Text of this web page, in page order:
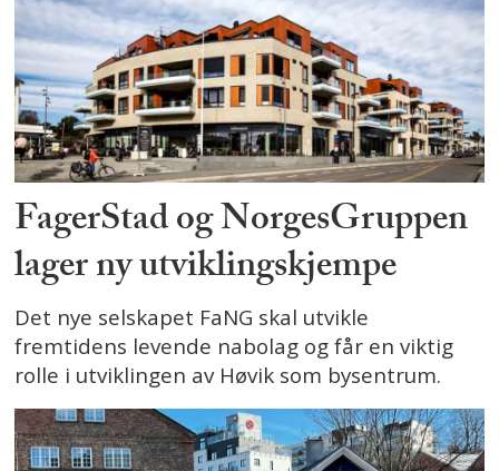
FagerStad og NorgesGruppen
lager ny utviklingskjempe
Det nye selskapet FaNG skal utvikle
fremtidens levende nabolag og får en viktig
rolle i utviklingen av Høvik som bysentrum.